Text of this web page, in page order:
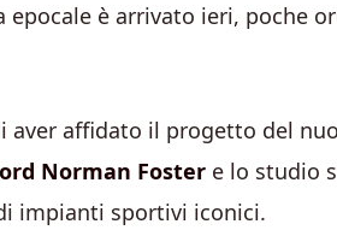
è arrivato ieri, poche
aver affidato il progetto del
Norman Foster e lo studio
impianti sportivi iconici.